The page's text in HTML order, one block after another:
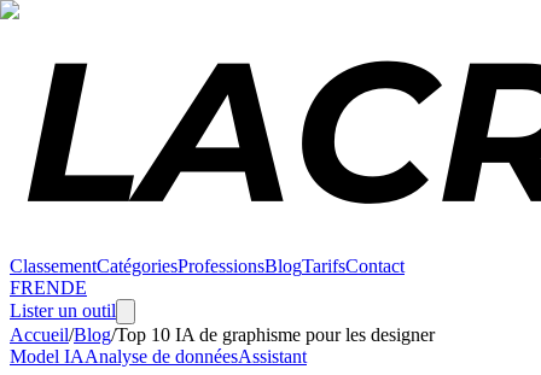
ClassementCatégoriesProfessionsBlogTarifsContact
FRENDE
Lister un outil
Accueil/Blog/Top 10 IA de graphisme pour les designer
Model IAAnalyse de donnéesAssistant